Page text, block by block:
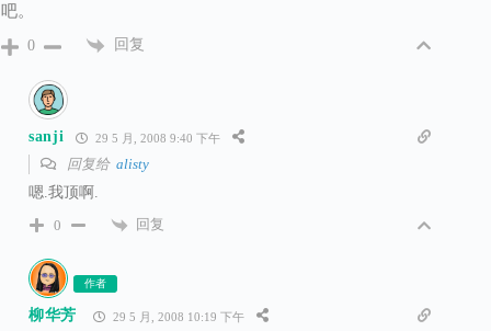
吧。
0 回复
sanji 29 5 月, 2008 9:40 下午
回复给 alisty
嗯.我顶啊.
0
回复
作者
柳华芳 29 5 月, 2008 10:19 下午